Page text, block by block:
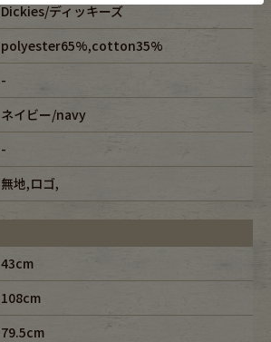
Dickies/ディッキーズ
polyester65%,cotton35%
-
ネイビー/navy
-
無地,ロゴ,
43cm
108cm
79.5cm